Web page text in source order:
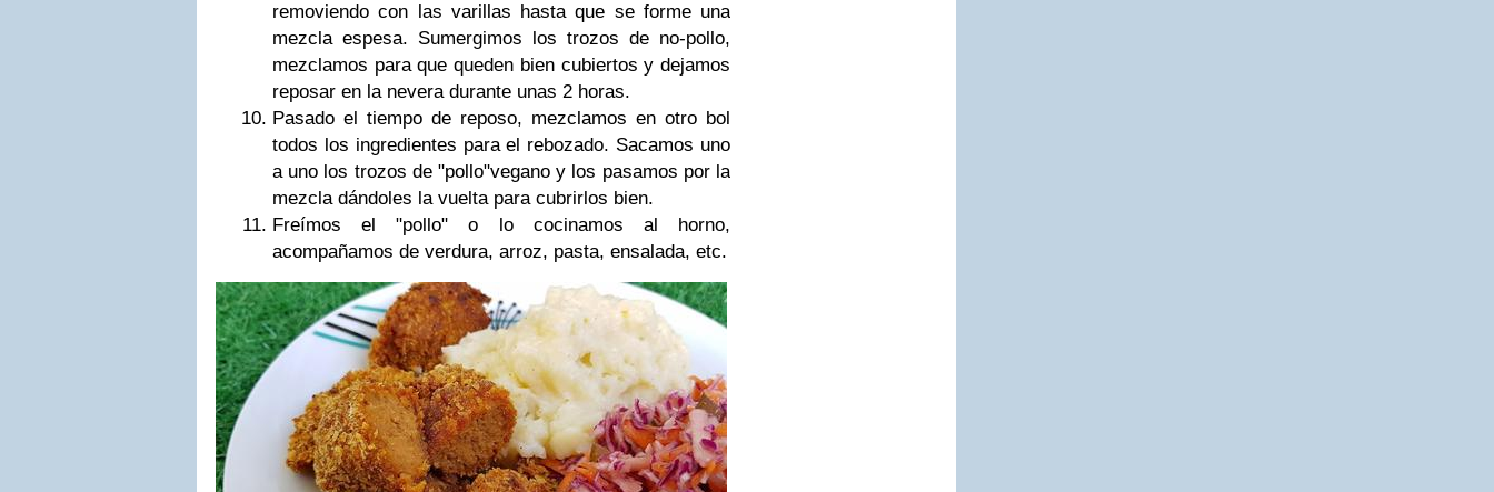
removiendo con las varillas hasta que se forme una
mezcla espesa. Sumergimos los trozos de no-pollo,
mezclamos para que queden bien cubiertos y dejamos
reposar en la nevera durante unas 2 horas.
Pasado el tiempo de reposo, mezclamos en otro bol
todos los ingredientes para el rebozado. Sacamos uno
a uno los trozos de "pollo"vegano y los pasamos por la
mezcla dándoles la vuelta para cubrirlos bien.
Freímos el "pollo" o lo cocinamos al horno,
acompañamos de verdura, arroz, pasta, ensalada, etc.